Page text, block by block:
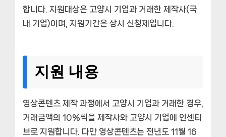
합니다. 지원대상은 고양시 기업과 거래한 제작사(국
내 기업)이며, 지원기간은 상시 신청제입니다.
지원 내용
영상콘텐츠 제작 과정에서 고양시 기업과 거래한 경우,
거래금액의 10%씩을 제작사와 고양시 기업에 인센티
브로 지원합니다. 다만 영상콘텐츠는 전년도 11월 16